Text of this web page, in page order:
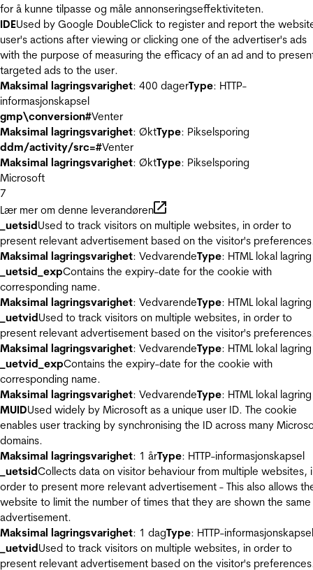
for å kunne tilpasse og måle annonseringseffektiviteten.
IDEUsed by Google DoubleClick to register and report the
user's actions after viewing or clicking one of the advertiser's ads
with the purpose of measuring the efficacy of an ad and to
targeted ads to the user.
Maksimal lagringsvarighet: 400 dagerType: HTTP-
informasjonskapsel
gmp\conversion#Venter
Maksimal lagringsvarighet: ØktType: Pikselsporing
ddm/activity/src=#Venter
Maksimal lagringsvarighet: ØktType: Pikselsporing
Microsoft
7
Lær mer om denne leverandøren
_uetsidUsed to track visitors on multiple websites, in order to
present relevant advertisement based on the visitor's
Maksimal lagringsvarighet: VedvarendeType: HTML lokal lagring
_uetsid_expContains the expiry-date for the cookie with
corresponding name.
Maksimal lagringsvarighet: VedvarendeType: HTML lokal lagring
_uetvidUsed to track visitors on multiple websites, in order to
present relevant advertisement based on the visitor's
Maksimal lagringsvarighet: VedvarendeType: HTML lokal lagring
_uetvid_expContains the expiry-date for the cookie with
corresponding name.
Maksimal lagringsvarighet: VedvarendeType: HTML lokal lagring
MUIDUsed widely by Microsoft as a unique user ID. The cookie
enables user tracking by synchronising the ID across many
domains.
Maksimal lagringsvarighet: 1 årType: HTTP-informasjonskapsel
_uetsidCollects data on visitor behaviour from multiple websites,
order to present more relevant advertisement - This also allows
website to limit the number of times that they are shown the same
advertisement.
Maksimal lagringsvarighet: 1 dagType: HTTP-informasjonskapsel
_uetvidUsed to track visitors on multiple websites, in order to
present relevant advertisement based on the visitor's